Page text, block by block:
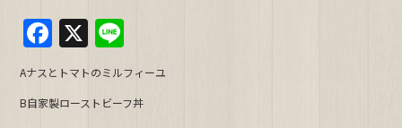
F
a
c
e
X
n
e
Aナスとトマトのミルフィーユ
B自家製ローストビーフ丼